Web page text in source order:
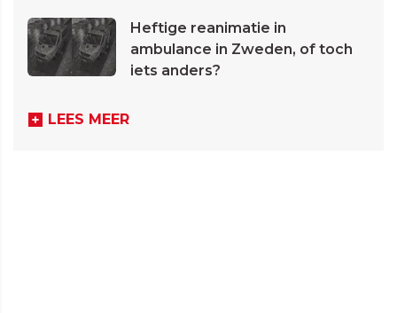
Heftige reanimatie in
ambulance in Zweden, of toch
iets anders?
LEES MEER